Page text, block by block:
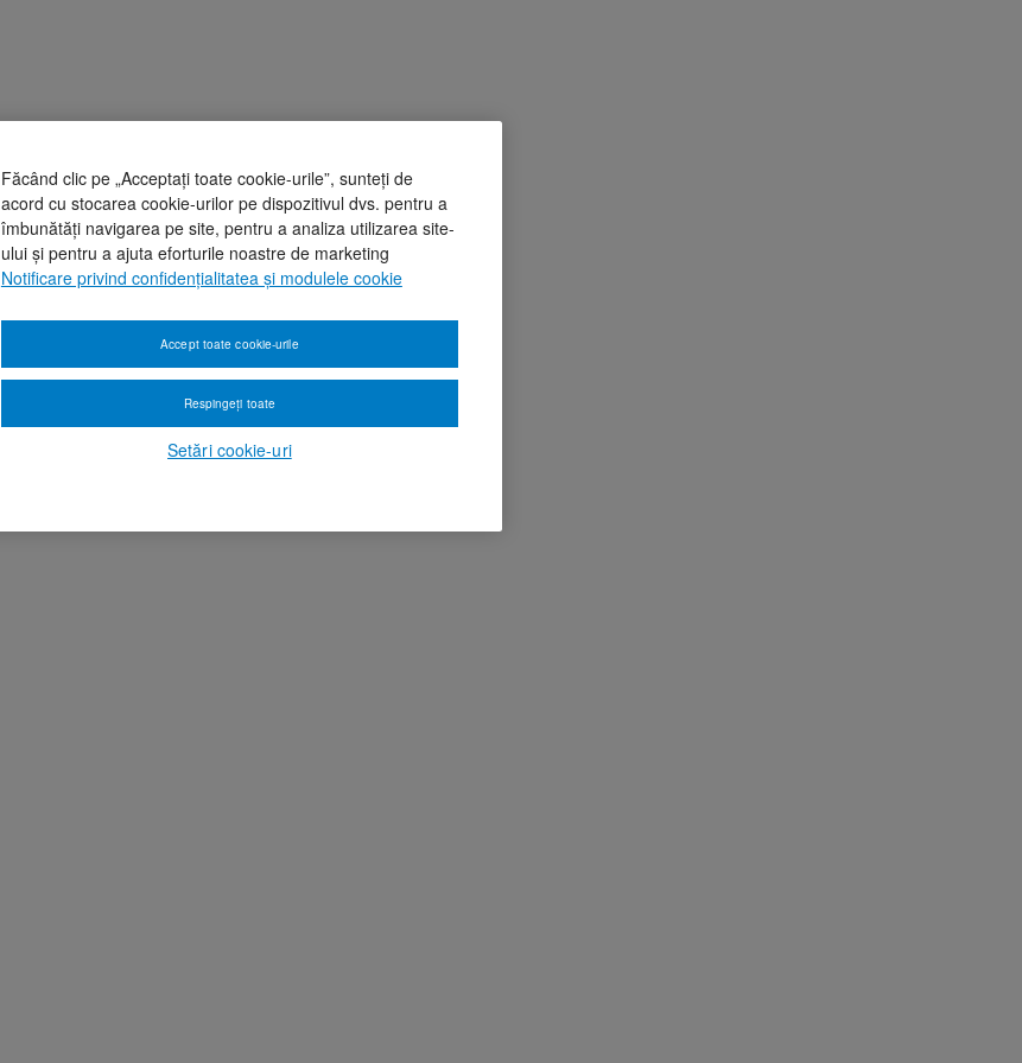
Făcând clic pe „Acceptați toate cookie-urile”, sunteți de
acord cu stocarea cookie-urilor pe dispozitivul dvs. pentru a
îmbunătăți navigarea pe site, pentru a analiza utilizarea site-
ului și pentru a ajuta eforturile noastre de marketing
Notificare privind confidențialitatea și modulele cookie
Setări cookie-uri
Respingeți toate
Accept toate cookie-urile